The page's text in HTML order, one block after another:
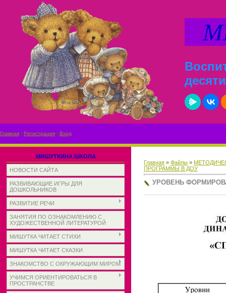
Главная | Регистрация | Вход
МИШУТКИНА ШКОЛА
НОВОСТИ САЙТА
РАЗВИВАЮЩИЕ ИГРЫ ДЛЯ
ДОШКОЛЬНИКОВ
РАЗВИТИЕ РЕЧИ
ЗАНЯТИЯ ПО ОЗНАКОМЛЕНИЮ С
ХУДОЖЕСТВЕННОЙ ЛИТЕРАТУРОЙ
МИШУТКА ЧИТАЕТ СТИХИ
МИШУТКА ЧИТАЕТ СКАЗКИ
ЗНАКОМСТВО С ОКРУЖАЮЩИМ МИРОМ
УЧИМСЯ ОРИЕНТИРОВАТЬСЯ В
ПРОСТРАНСТВЕ
Главная » Файлы »
ПРОГРАММЫ В ДОУ
УРОВЕНЬ